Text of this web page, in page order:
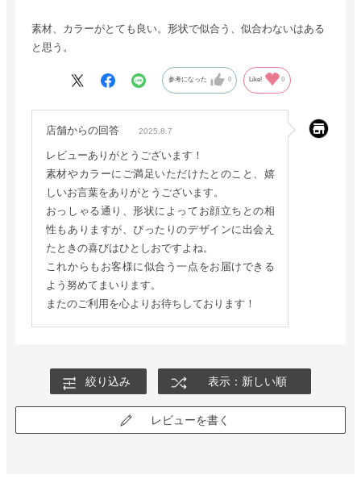
素材、カラーがとても良い。形状で似合う、似合わないはある
と思う。
参考になった 0 Like! 0
店舗からの回答 2025.8.7
レビューありがとうございます！
素材やカラーにご満足いただけたとのこと、嬉
しいお言葉をありがとうございます。
おっしゃる通り、形状によってお顔立ちとの相
性もありますが、ぴったりのデザインに出会え
たときの喜びはひとしおですよね。
これからもお客様に似合う一点をお届けできる
よう努めてまいります。
またのご利用を心よりお待ちしております！
絞り込み 表示：新しい順
レビューを書く